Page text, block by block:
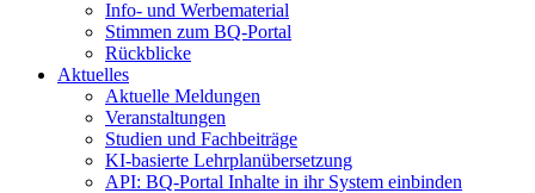
Info- und Werbematerial
Stimmen zum BQ-Portal
Rückblicke
Aktuelles
Aktuelle Meldungen
Veranstaltungen
Studien und Fachbeiträge
KI-basierte Lehrplanübersetzung
API: BQ-Portal Inhalte in ihr System einbinden